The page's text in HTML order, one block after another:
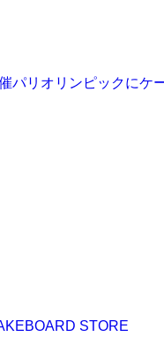
パリオリンピックにケ
STORE